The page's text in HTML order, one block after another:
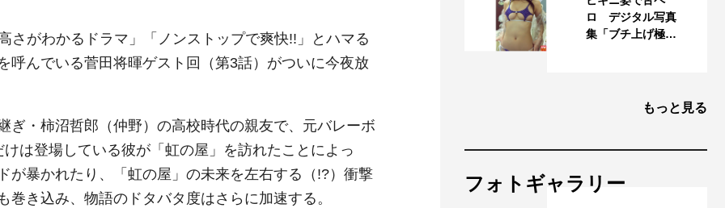
さがわかるドラマ」「ノンストップで爽快!!」とハマる
呼んでいる菅田将暉ゲスト回（第3話）がついに今夜放
ぎ・柿沼哲郎（仲野）の高校時代の親友で、元バレーボ
は登場している彼が「虹の屋」を訪れたことによっ
が暴かれたり、「虹の屋」の未来を左右する（!?）衝撃
き込み、物語のドタバタ度はさらに加速する。
ロ デジタル写真
集「ブチ上げ極…
もっと見る
フォトギャラリー